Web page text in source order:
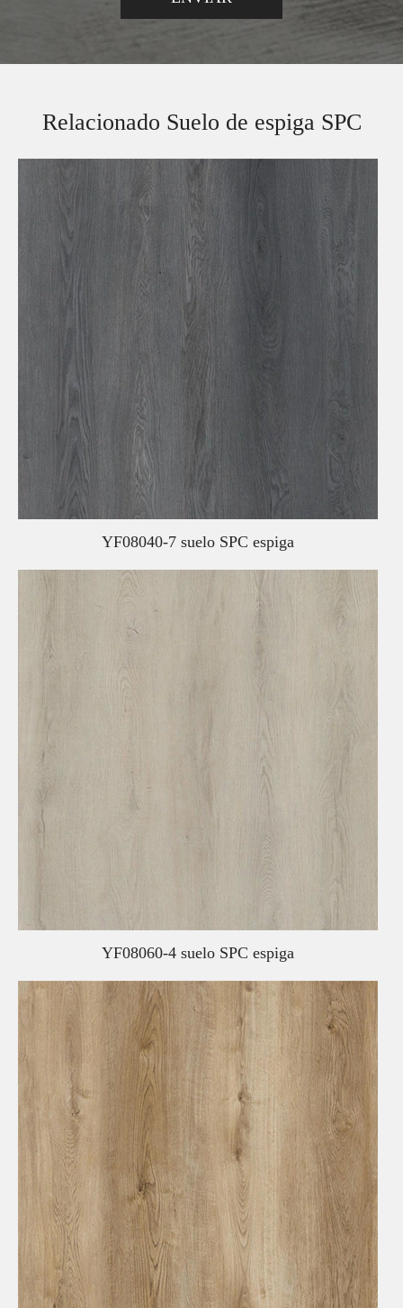
Relacionado Suelo de espiga SPC
YF08040-7 suelo SPC espiga
YF08060-4 suelo SPC espiga